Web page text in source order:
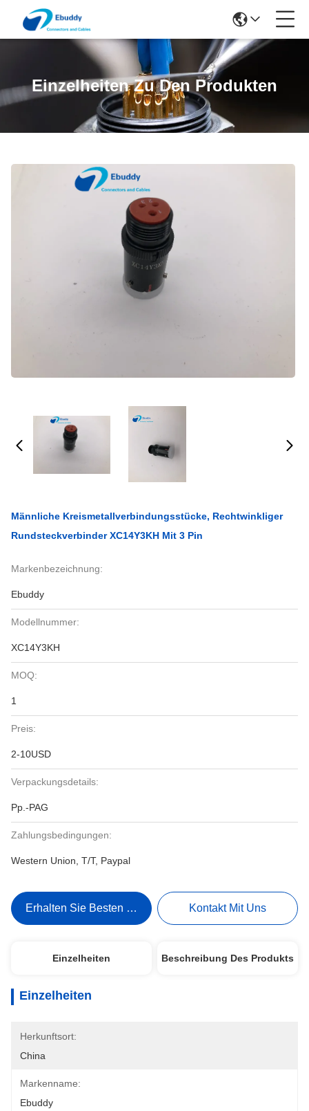
Einzelheiten Zu Den Produkten
Männliche Kreismetallverbindungsstücke, Rechtwinkliger
Rundsteckverbinder XC14Y3KH Mit 3 Pin
Markenbezeichnung:
Ebuddy
Modellnummer:
XC14Y3KH
MOQ:
1
Preis:
2-10USD
Verpackungsdetails:
Pp.-PAG
Zahlungsbedingungen:
Western Union, T/T, Paypal
Erhalten Sie Besten Preis Kontakt Mit Uns
Einzelheiten Beschreibung Des Produkts
Einzelheiten
Herkunftsort:
China
Markenname:
Ebuddy